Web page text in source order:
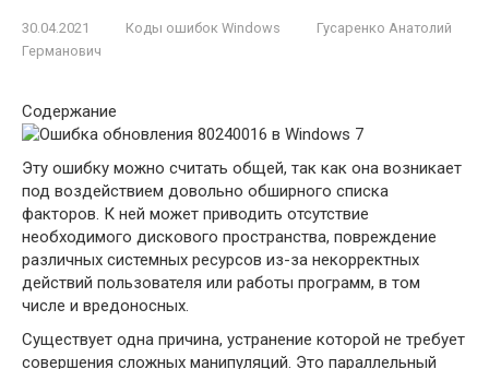
30.04.2021 Коды ошибок Windows
Гусаренко Анатолий
Германович
Содержание
Эту ошибку можно считать общей, так как она возникает
под воздействием довольно обширного списка
факторов. К ней может приводить отсутствие
необходимого дискового пространства, повреждение
различных системных ресурсов из-за некорректных
действий пользователя или работы программ, в том
числе и вредоносных.
Существует одна причина, устранение которой не требует
совершения сложных манипуляций. Это параллельный